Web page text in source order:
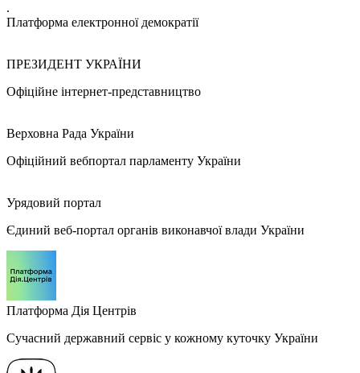
.
Платформа електронної демократії
ПРЕЗИДЕНТ УКРАЇНИ
Офіційне інтернет-представництво
Верховна Рада України
Офіційний вебпортал парламенту України
Урядовий портал
Єдиний веб-портал органів виконавчої влади України
Платформа Дія Центрів
Сучасний державний сервіс у кожному куточку України